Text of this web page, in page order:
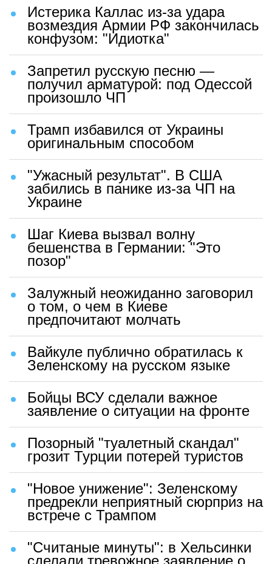
Истерика Каллас из-за удара
возмездия Армии РФ закончилась
конфузом: "Идиотка"
Запретил русскую песню —
получил арматурой: под Одессой
произошло ЧП
Трамп избавился от Украины
оригинальным способом
"Ужасный результат". В США
забились в панике из-за ЧП на
Украине
Шаг Киева вызвал волну
бешенства в Германии: "Это
позор"
Залужный неожиданно заговорил
о том, о чем в Киеве
предпочитают молчать
Вайкуле публично обратилась к
Зеленскому на русском языке
Бойцы ВСУ сделали важное
заявление о ситуации на фронте
Позорный "туалетный скандал"
грозит Турции потерей туристов
"Новое унижение": Зеленскому
предрекли неприятный сюрприз на
встрече с Трампом
"Считаные минуты": в Хельсинки